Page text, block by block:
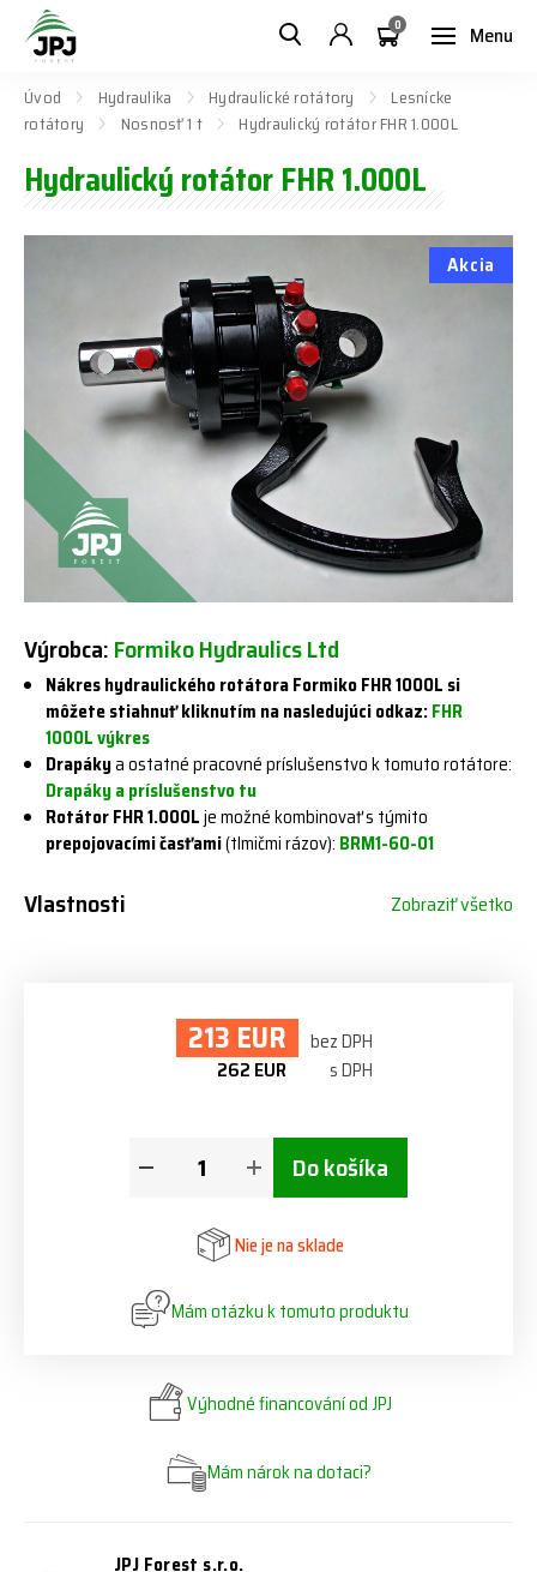
Menu
0
Úvod Hydraulika Hydraulické rotátory
Lesnícke
rotátory
Nosnosť 1 t Hydraulický rotátor FHR 1.000L
Hydraulický rotátor FHR 1.000L
Akcia
Výrobca:Formiko Hydraulics Ltd
Nákres hydraulického rotátora Formiko FHR 1000L si
môžete stiahnuť kliknutím na nasledujúci odkaz:FHR
1000L výkres
Drapákya ostatné pracovné príslušenstvo k tomuto rotátore:
Drapáky a príslušenstvo tu
Rotátor FHR 1.000Lje možné kombinovať s týmito
prepojovacími časťami(tlmičmi rázov): BRM1-60-01
Vlastnosti Zobraziť všetko
213 EUR bez DPH
262 EUR s DPH
Do košíka
Nie je na sklade
Mám otázku k tomuto produktu
Výhodné financování od JPJ
Mám nárok na dotaci?
JPJ Forest s.r.o.